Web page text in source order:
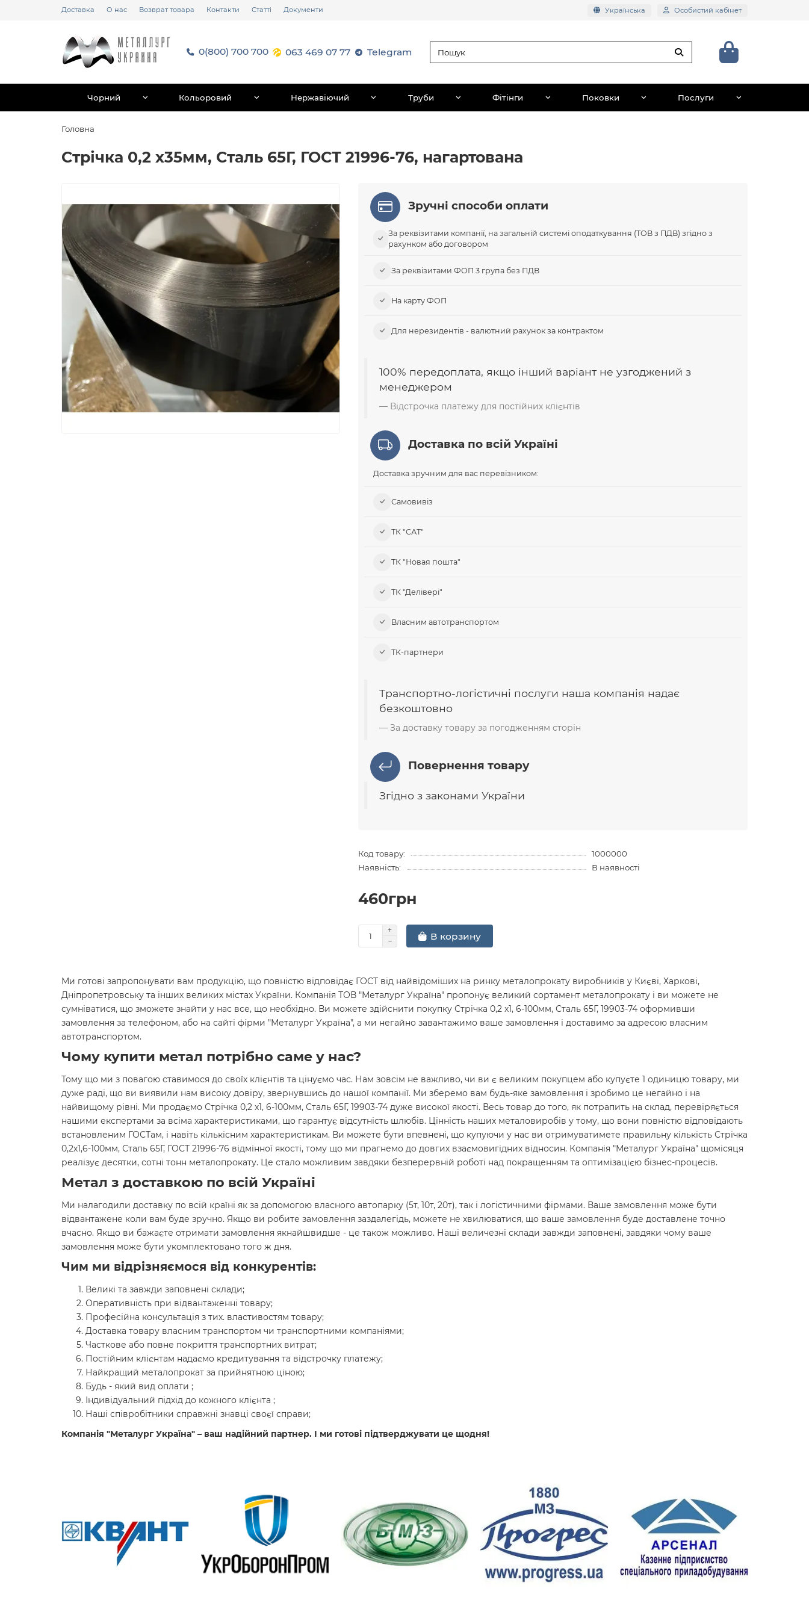
Доставка О нас Возврат товара Контакти Статті Документи Українська Особистий кабінет
0(800) 700 700 063 469 07 77 Telegram
Чорний Кольоровий Нержавіючий Труби Фітінги Поковки Послуги
Головна
Стрічка 0,2 х35мм, Сталь 65Г, ГОСТ 21996-76, нагартована
Зручні способи оплати
За реквізитами компанії, на загальній системі оподаткування (ТОВ з ПДВ) згідно з
рахунком або договором
За реквізитами ФОП 3 група без ПДВ
На карту ФОП
Для нерезидентів - валютний рахунок за контрактом
100% передоплата, якщо інший варіант не узгоджений з
менеджером
Відстрочка платежу для постійних клієнтів
Доставка по всій Україні
Доставка зручним для вас перевізником:
Самовивіз​
ТК "САТ"
ТК "Новая пошта"
ТК "Делівері"
Власним автотранспортом
ТК-партнери
Транспортно-логістичні послуги наша компанія надає
безкоштовно
За доставку товару за погодженням сторін
Повернення товару
Згідно з законами України
Код товару:
1000000
Наявність:
В наявності
460грн
В корзину
Ми готові запропонувати вам продукцію, що повністю відповідає ГОСТ від найвідоміших на ринку металопрокату виробників у Києві, Харкові,
Дніпропетровську та інших великих містах України. Компанія ТОВ "Металург Україна" пропонує великий сортамент металопрокату і ви можете не
сумніватися, що зможете знайти у нас все, що необхідно. Ви можете здійснити покупку Стрічка 0,2 х1, 6-100мм, Сталь 65Г, 19903-74 оформивши
замовлення за телефоном, або на сайті фірми "Металург Україна", а ми негайно завантажимо ваше замовлення і доставимо за адресою власним
автотранспортом.
Чому купити метал потрібно саме у нас?
Тому що ми з повагою ставимося до своїх клієнтів та цінуємо час. Нам зовсім не важливо, чи ви є великим покупцем або купуєте 1 одиницю товару, ми
дуже раді, що ви виявили нам високу довіру, звернувшись до нашої компанії. Ми зберемо вам будь-яке замовлення і зробимо це негайно і на
найвищому рівні. Ми продаємо Стрічка 0,2 х1, 6-100мм, Сталь 65Г, 19903-74 дуже високої якості. Весь товар до того, як потрапить на склад, перевіряється
нашими експертами за всіма характеристиками, що гарантує відсутність шлюбів. Цінність наших металовиробів у тому, що вони повністю відповідають
встановленим ГОСТам, і навіть кількісним характеристикам. Ви можете бути впевнені, що купуючи у нас ви отримуватимете правильну кількість Стрічка
0,2х1,6-100мм, Сталь 65Г, ГОСТ 21996-76 відмінної якості, тому що ми прагнемо до довгих взаємовигідних відносин. Компанія "Металург Україна" щомісяця
реалізує десятки, сотні тонн металопрокату. Це стало можливим завдяки безперервній роботі над покращенням та оптимізацією бізнес-процесів.
Метал з доставкою по всій Україні
Ми налагодили доставку по всій країні як за допомогою власного автопарку (5т, 10т, 20т), так і логістичними фірмами. Ваше замовлення може бути
відвантажене коли вам буде зручно. Якщо ви робите замовлення заздалегідь, можете не хвилюватися, що ваше замовлення буде доставлене точно
вчасно. Якщо ви бажаєте отримати замовлення якнайшвидше - це також можливо. Наші величезні склади завжди заповнені, завдяки чому ваше
замовлення може бути укомплектовано того ж дня.
Чим ми відрізняємося від конкурентів:
Великі та завжди заповнені склади;
Оперативність при відвантаженні товару;
Професійна консультація з тих. властивостям товару;
Доставка товару власним транспортом чи транспортними компаніями;
Часткове або повне покриття транспортних витрат;
Постійним клієнтам надаємо кредитування та відстрочку платежу;
Найкращий металопрокат за прийнятною ціною;
Будь - який вид оплати ;
Індивідуальний підхід до кожного клієнта ;
Наші співробітники справжні знавці своєї справи;
Компанія "Металург Україна" – ваш надійний партнер. І ми готові підтверджувати це щодня!